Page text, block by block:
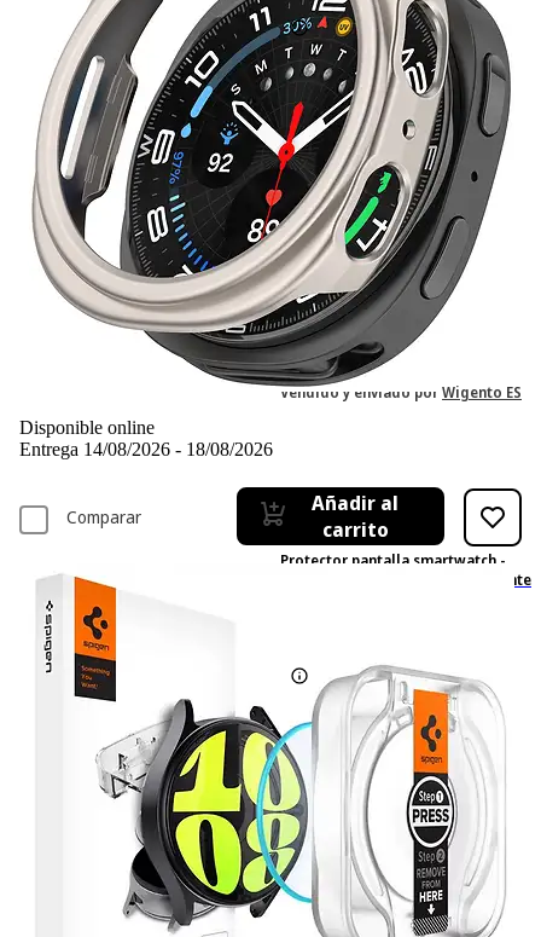
10,95 €10,95€
IVA incl., envío no incl.
Vendido y enviado por Wigento ES
Disponible online
Entrega 14/08/2026 - 18/08/2026
Comparar
Añadir al
carrito
Protector pantalla smartwatch -
GLAS.tR EZ Fit SPIGEN, Transparente